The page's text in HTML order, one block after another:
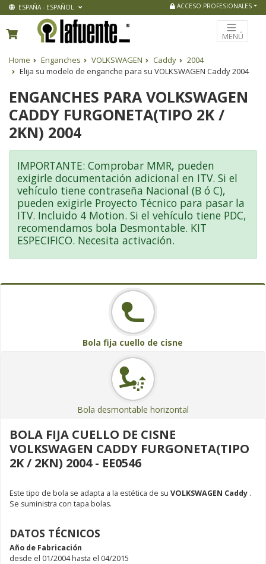
ESPAÑA - ESPAÑOL ACCESO PROFESIONALES
MENÚ
Home Enganches VOLKSWAGEN Caddy
2004
Elija su modelo de enganche para su VOLKSWAGEN Caddy 2004
ENGANCHES PARA VOLKSWAGEN
CADDY FURGONETA(TIPO 2K /
2KN) 2004
IMPORTANTE: Comprobar MMR, pueden
exigirle documentación adicional en ITV. Si el
vehículo tiene contraseña Nacional (B ó C),
pueden exigirle Proyecto Técnico para pasar la
ITV. Incluido 4 Motion. Si el vehículo tiene PDC,
recomendamos bola Desmontable. KIT
ESPECIFICO. Necesita activación.
Bola fija cuello de cisne
Bola desmontable horizontal
BOLA FIJA CUELLO DE CISNE
VOLKSWAGEN CADDY FURGONETA(TIPO
2K / 2KN) 2004 - EE0546
Este tipo de bola se adapta a la estética de su VOLKSWAGEN Caddy .
Se suministra con tapa bolas.
DATOS TÉCNICOS
Año de Fabricación
desde el 01/2004 hasta el 04/2015